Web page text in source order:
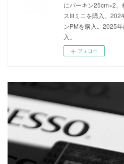
にバーキン25cm×2
スIIIミニを購入。
ンPMを購入。2025
入。
フォロー